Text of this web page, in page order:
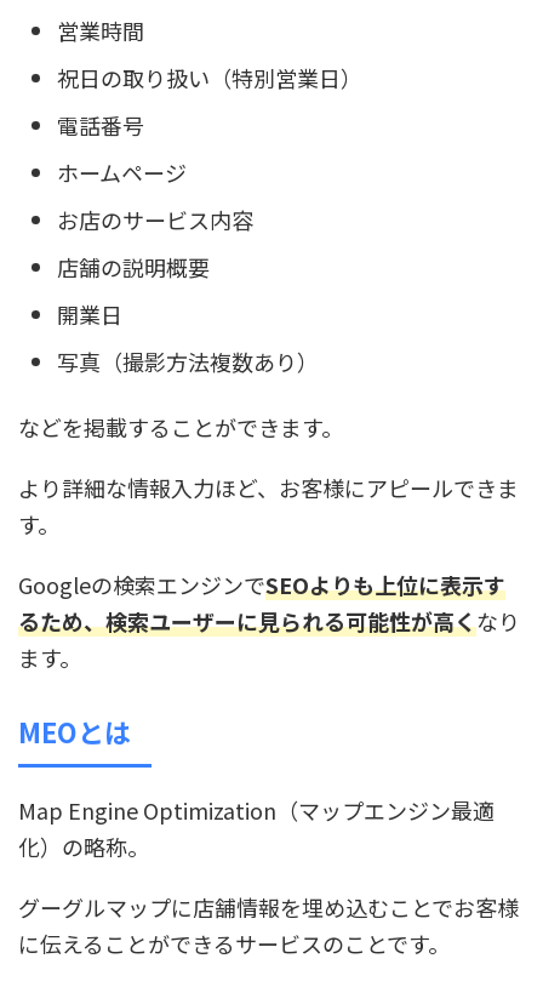
営業時間
祝日の取り扱い（特別営業日）
電話番号
ホームページ
お店のサービス内容
店舗の説明概要
開業日
写真（撮影方法複数あり）
などを掲載することができます。
より詳細な情報入力ほど、お客様にアピールできま
す。
Googleの検索エンジンでSEOよりも上位に表示す
るため、検索ユーザーに見られる可能性が高くなり
ます。
MEOとは
Map Engine Optimization（マップエンジン最適
化）の略称。
グーグルマップに店舗情報を埋め込むことでお客様
に伝えることができるサービスのことです。